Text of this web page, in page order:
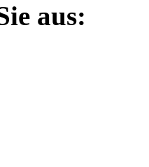
aus: